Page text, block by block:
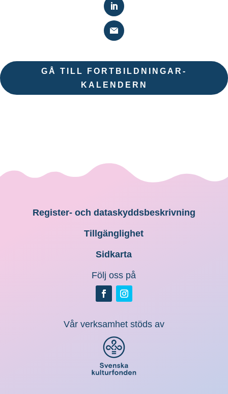
GÅ TILL FORTBILDNINGAR-
KALENDERN
Register- och dataskyddsbeskrivning
Tillgänglighet
Sidkarta
Följ oss på
Vår verksamhet stöds av